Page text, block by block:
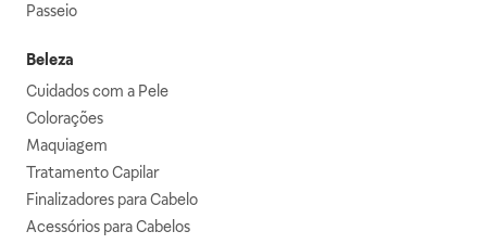
Passeio
Beleza
Cuidados com a Pele
Colorações
Maquiagem
Tratamento Capilar
Finalizadores para Cabelo
Acessórios para Cabelos